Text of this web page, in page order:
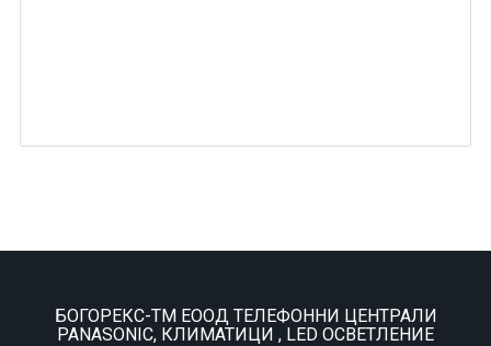
БОГОРЕКС-ТМ ЕООД ТЕЛЕФОННИ ЦЕНТРАЛИ
PANASONIC, КЛИМАТИЦИ , LED ОСВЕТЛЕНИЕ